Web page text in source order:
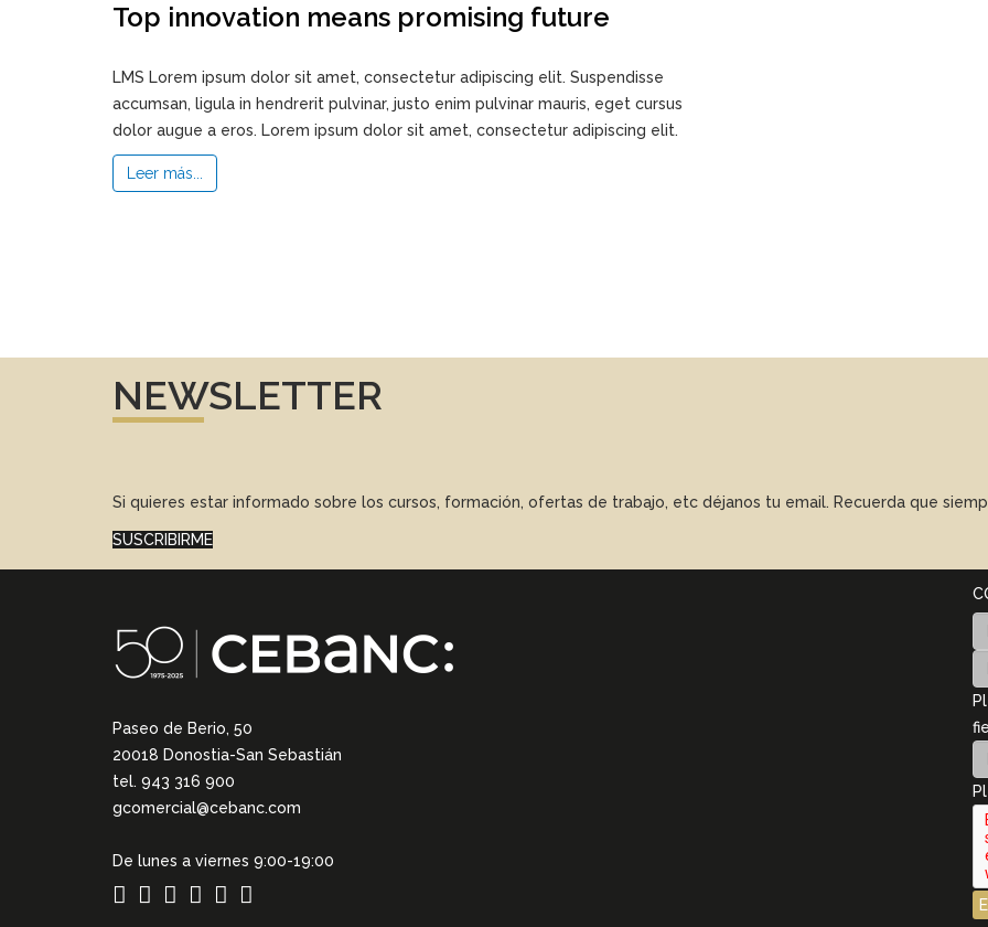
Top innovation means promising future
LMS Lorem ipsum dolor sit amet, consectetur adipiscing elit. Suspendisse
accumsan, ligula in hendrerit pulvinar, justo enim pulvinar mauris, eget cursus
dolor augue a eros. Lorem ipsum dolor sit amet, consectetur adipiscing elit.
Leer más...
NEWSLETTER
Si quieres estar informado sobre los cursos, formación, ofertas de trabajo, etc déjanos tu email. Recuerda que
SUSCRIBIRME
Paseo de Berio, 50
20018 Donostia-San Sebastián
tel. 943 316 900
gcomercial@cebanc.com
De lunes a viernes 9:00-19:00